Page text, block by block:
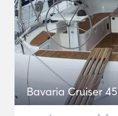
Bavaria Cruiser 45